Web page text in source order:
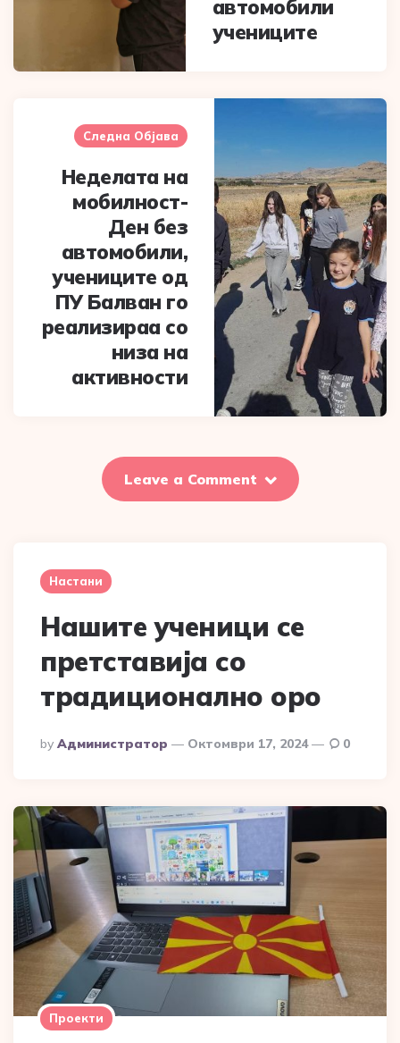
автомобили
учениците
Следна Објава
Неделата на
мобилност-
Ден без
автомобили,
учениците од
ПУ Балван го
реализираа со
низа на
активности
Leave a Comment
Настани
Нашите ученици се
претставија со
традиционално оро
Posted
By
By Администратор Октомври 17, 2024 0
Проекти